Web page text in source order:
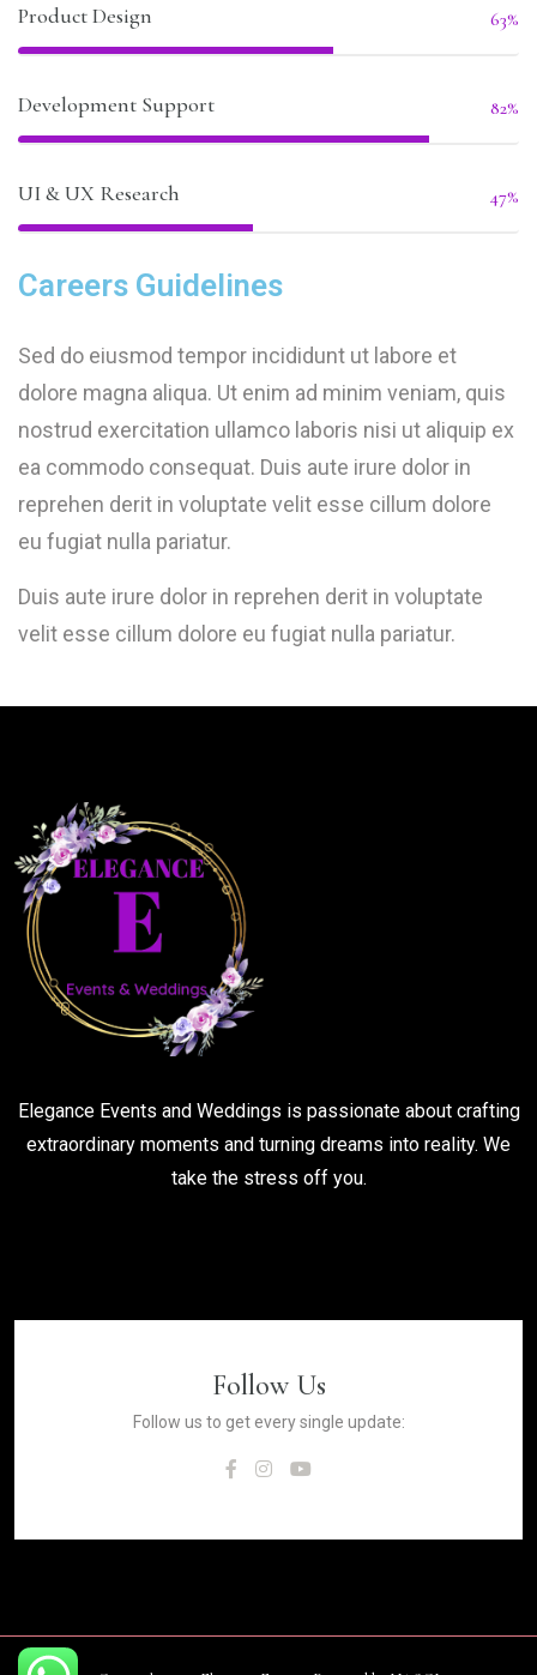
Product Design 63%
Development Support 82%
UI & UX Research 47%
Careers Guidelines
Sed do eiusmod tempor incididunt ut labore et
dolore magna aliqua. Ut enim ad minim veniam, quis
nostrud exercitation ullamco laboris nisi ut aliquip ex
ea commodo consequat. Duis aute irure dolor in
reprehen derit in voluptate velit esse cillum dolore
eu fugiat nulla pariatur.
Duis aute irure dolor in reprehen derit in voluptate
velit esse cillum dolore eu fugiat nulla pariatur.
Elegance Events and Weddings is passionate about crafting
extraordinary moments and turning dreams into reality. We
take the stress off you.
Follow Us
Follow us to get every single update: